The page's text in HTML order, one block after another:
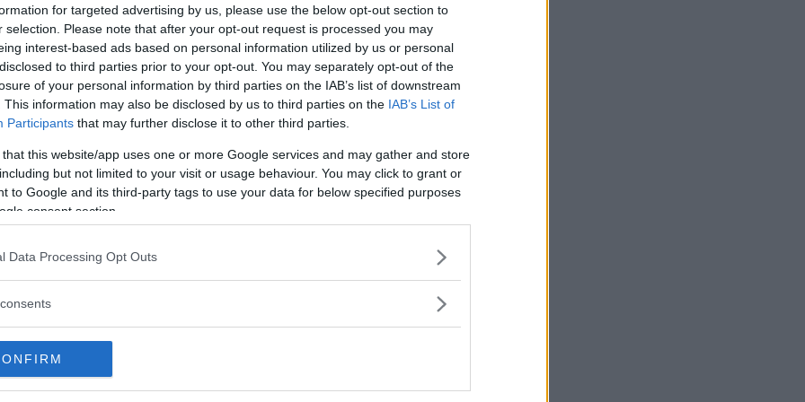
for targeted advertising by us, please use the below opt-out section to
selection. Please note that after your opt-out request is processed you may
interest-based ads based on personal information utilized by us or personal
to third parties prior to your opt-out. You may separately opt-out of the
of your personal information by third parties on the IAB’s list of downstream
This information may also be disclosed by us to third parties on the IAB’s List of
Participants that may further disclose it to other third parties.
that this website/app uses one or more Google services and may gather and store
but not limited to your visit or usage behaviour. You may click to grant or
to Google and its third-party tags to use your data for below specified purposes
consent section.
Data Processing Opt Outs
, capace di ritrarre la disobbedienza come
un eroismo che non trova altri premi se
fatto ciò che è giusto.
fuoco la situazione particolare di quel periodo
cultura e la censura.
da affiancare alla visione del film.
prezzo!